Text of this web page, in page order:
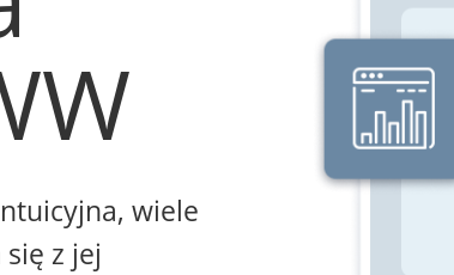
wiele
z jej